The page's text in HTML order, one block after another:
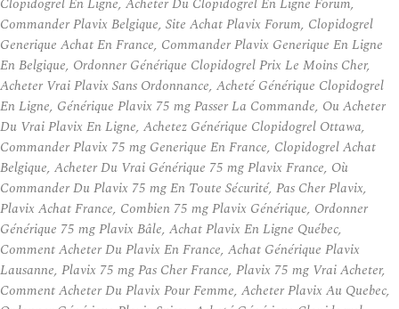
Commander Plavix Belgique, Site Achat Plavix Forum, Clopidogrel
Generique Achat En France, Commander Plavix Generique En Ligne
En Belgique, Ordonner Générique Clopidogrel Prix Le Moins Cher,
Acheter Vrai Plavix Sans Ordonnance, Acheté Générique Clopidogrel
En Ligne, Générique Plavix 75 mg Passer La Commande, Ou Acheter
Du Vrai Plavix En Ligne, Achetez Générique Clopidogrel Ottawa,
Commander Plavix 75 mg Generique En France, Clopidogrel Achat
Belgique, Acheter Du Vrai Générique 75 mg Plavix France, Où
Commander Du Plavix 75 mg En Toute Sécurité, Pas Cher Plavix,
Plavix Achat France, Combien 75 mg Plavix Générique, Ordonner
Générique 75 mg Plavix Bâle, Achat Plavix En Ligne Québec,
Comment Acheter Du Plavix En France, Achat Générique Plavix
Lausanne, Plavix 75 mg Pas Cher France, Plavix 75 mg Vrai Acheter,
Comment Acheter Du Plavix Pour Femme, Acheter Plavix Au Quebec,